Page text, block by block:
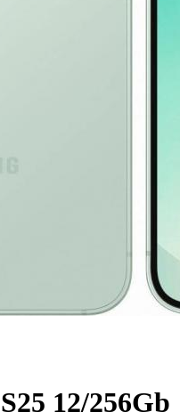
12/256Gb